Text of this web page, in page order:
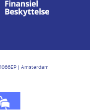
| Amsterdam